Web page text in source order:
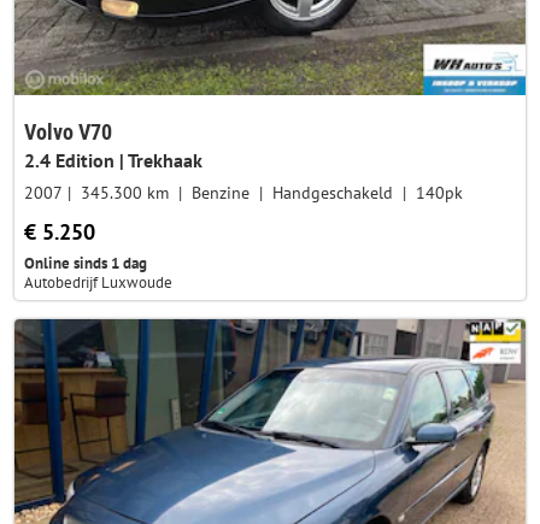
Volvo V70
2.4 Edition | Trekhaak
2007 345.300 km Benzine Handgeschakeld 140pk
€ 5.250
Online sinds 1 dag
Autobedrijf Luxwoude